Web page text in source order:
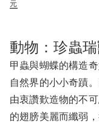
元
動物：珍蟲
甲蟲與蝴蝶的構造
自然界的小小奇蹟
由衷讚歎造物的不
的翅膀美麗而纖弱